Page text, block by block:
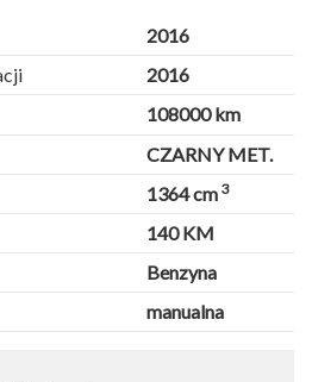
2016
2016
108000 km
CZARNY MET.
1364 cm 3
140 KM
Benzyna
manualna